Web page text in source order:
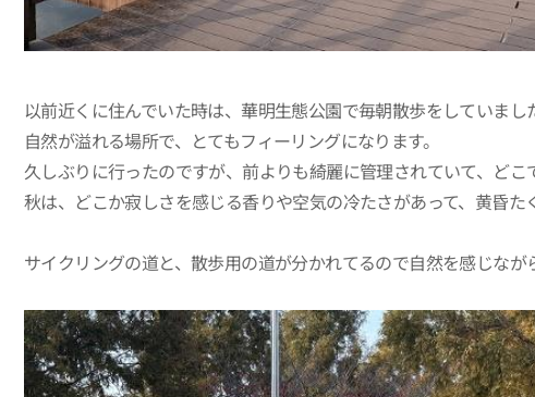
以前近くに住んでいた時は、華明生態公園で毎朝散歩をしていまし
自然が溢れる場所で、とてもフィーリングになります。
久しぶりに行ったのですが、前よりも綺麗に管理されていて、どこ
秋は、どこか寂しさを感じる香りや空気の冷たさがあって、黄昏
サイクリングの道と、散歩用の道が分かれてるので自然を感じなが